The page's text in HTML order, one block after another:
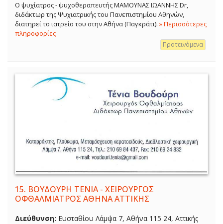
Ο ψυχίατρος - ψυχοθεραπευτής ΜΑΜΟΥΝΑΣ ΙΩΑΝΝΗΣ Dr,
διδάκτωρ της Ψυχιατρικής του Πανεπιστημίου Αθηνών,
διατηρεί το ιατρείο του στην Αθήνα (Παγκράτι). » Περισσότερες
πληροφορίες
Προτεινόμενα
15. ΒΟΥΔΟΥΡΗ ΤΕΝΙΑ - ΧΕΙΡΟΥΡΓΟΣ
ΟΦΘΑΛΜΙΑΤΡΟΣ ΑΘΗΝΑ ΑΤΤΙΚΗΣ
Διεύθυνση: Ευσταθίου Λάμψα 7, Αθήνα 115 24, Αττικής